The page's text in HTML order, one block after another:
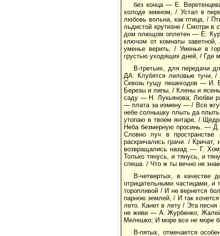
без конца — Е.
холоде земном, / Устал в
любовь вольна, как птица, /
льдистой крутизне / Смотри
дом плющом оплетен — Е.
ключом от комнаты
уменье верить, / Уменье в
грустью уходящих дней, / Где
В-третьих, для передачи
ДА: Клубятся лиловые
Сквозь гущу пешеходов — И.
Березы и липы, / Клены и
саду — Н. Лукьянова; Любви
— плата за измену — / Все
небе солнышку плыть да
утопаю в твоем янтаре, /
Неба безмерную просинь. — Д.
Словно луч в
раскричались грачи. /
возвращались назад — Г.
Только тянусь, и тянусь, и
спеша. / Что ж ты вечно не
В-четвертых, в качестве
отрицательными частицами, и
торопливой / И не вернется
парною землей, / И так
лето. Канет в лету / Эта
не живи — А. Журбенко;
Мелешко; И море все не море
В-пятых, отмечается